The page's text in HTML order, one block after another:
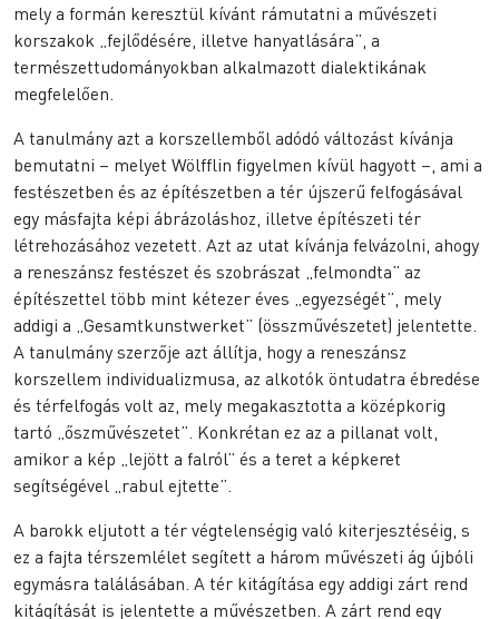
mely a formán keresztül kívánt rámutatni a művészeti
korszakok „fejlődésére, illetve hanyatlására”, a
természettudományokban alkalmazott dialektikának
megfelelően.
A tanulmány azt a korszellemből adódó változást kívánja
bemutatni – melyet Wölfflin figyelmen kívül hagyott –, ami a
festészetben és az építészetben a tér újszerű felfogásával
egy másfajta képi ábrázoláshoz, illetve építészeti tér
létrehozásához vezetett. Azt az utat kívánja felvázolni, ahogy
a reneszánsz festészet és szobrászat „felmondta” az
építészettel több mint kétezer éves „egyezségét”, mely
addigi a „Gesamtkunstwerket” (összművészetet) jelentette.
A tanulmány szerzője azt állítja, hogy a reneszánsz
korszellem individualizmusa, az alkotók öntudatra ébredése
és térfelfogás volt az, mely megakasztotta a középkorig
tartó „őszművészetet”. Konkrétan ez az a pillanat volt,
amikor a kép „lejött a falról” és a teret a képkeret
segítségével „rabul ejtette”.
A barokk eljutott a tér végtelenségig való kiterjesztéséig, s
ez a fajta térszemlélet segített a három művészeti ág újbóli
egymásra találásában. A tér kitágítása egy addigi zárt rend
kitágítását is jelentette a művészetben. A zárt rend egy